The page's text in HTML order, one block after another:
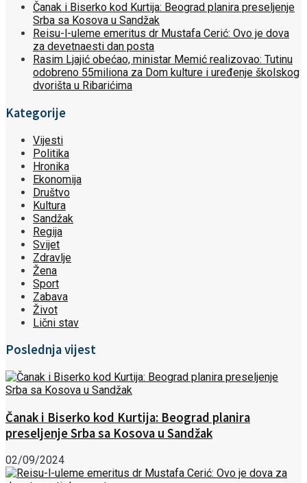
Čanak i Biserko kod Kurtija: Beograd planira preseljenje
Srba sa Kosova u Sandžak
Reisu-l-uleme emeritus dr Mustafa Cerić: Ovo je dova
za devetnaesti dan posta
Rasim Ljajić obećao, ministar Memić realizovao: Tutinu
odobreno 55miliona za Dom kulture i uređenje školskog
dvorišta u Ribarićima
Kategorije
Vijesti
Politika
Hronika
Ekonomija
Društvo
Kultura
Sandžak
Regija
Svijet
Zdravlje
Žena
Sport
Zabava
Život
Lični stav
Poslednja vijest
Čanak i Biserko kod Kurtija: Beograd planira
preseljenje Srba sa Kosova u Sandžak
02/09/2024